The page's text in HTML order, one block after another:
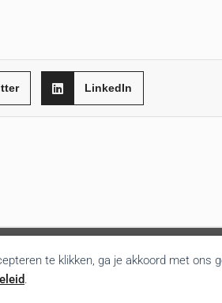
te klikken, ga je akkoord met ons
.
LinkedIn